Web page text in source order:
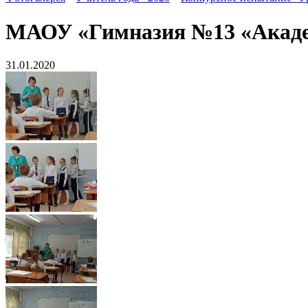
МАОУ «Гимназия №13
31.01.2020